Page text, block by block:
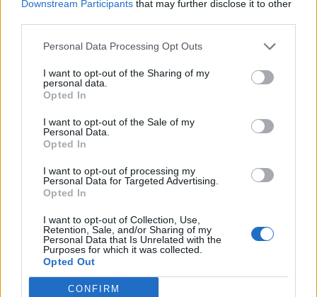
Downstream Participants that may further disclose it to other
Personal Data Processing Opt Outs
I want to opt-out of the Sharing of my
personal data.
Opted In
I want to opt-out of the Sale of my
Personal Data.
Opted In
I want to opt-out of processing my
Personal Data for Targeted Advertising.
Opted In
I want to opt-out of Collection, Use,
Retention, Sale, and/or Sharing of my
Personal Data that Is Unrelated with the
Purposes for which it was collected.
Opted Out
CONFIRM
ΔΙΕΘΝΗ 13.09.2025 20:21
PARAPOLITIKA NEWSROOM
Γαλλία: Πολιτική παράλυση μετά την
υποβάθμιση από τον οίκο Fitch -
Αντιμέτωπη με το σημαντικότερο "crash
test" η κυβέρνηση
Αποδέχομαι τους
και την πολιτική απορρήτου
X